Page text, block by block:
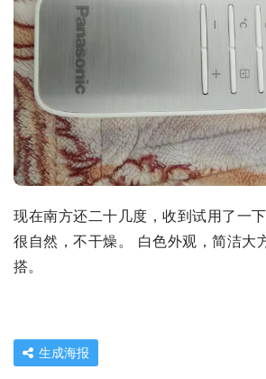
现在南方还二十几度，收到试用了一
很自然，不干燥。 白色外观，简洁大
搭。
生成海报